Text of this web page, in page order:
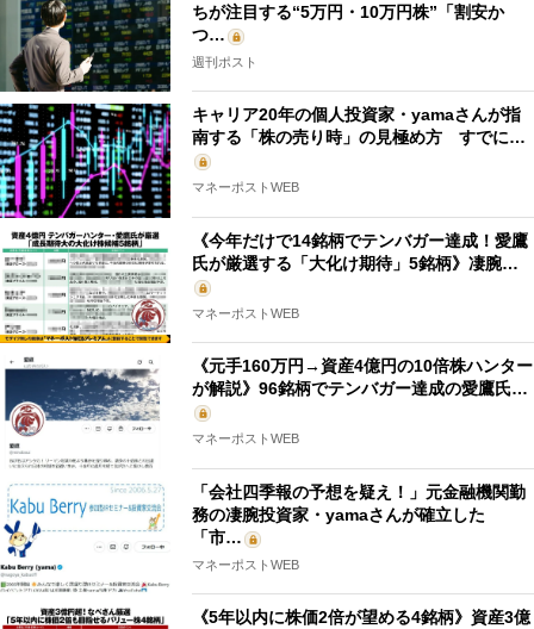
ちが注目する“5万円・10万円株”「割安か
つ…
週刊ポスト
キャリア20年の個人投資家・yamaさんが指
南する「株の売り時」の見極め方 すでに…
マネーポストWEB
《今年だけで14銘柄でテンバガー達成！愛鷹
氏が厳選する「大化け期待」5銘柄》凄腕…
マネーポストWEB
《元手160万円→資産4億円の10倍株ハンター
が解説》96銘柄でテンバガー達成の愛鷹氏…
マネーポストWEB
「会社四季報の予想を疑え！」元金融機関勤
務の凄腕投資家・yamaさんが確立した
「市…
マネーポストWEB
《5年以内に株価2倍が望める4銘柄》資産3億